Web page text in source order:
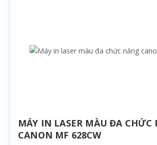
MÁY IN LASER MÀU ĐA CHỨC
CANON MF 628CW